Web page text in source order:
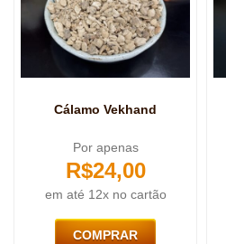
Cálamo Vekhand
Por apenas
R$24,00
em até 12x no cartão
COMPRAR